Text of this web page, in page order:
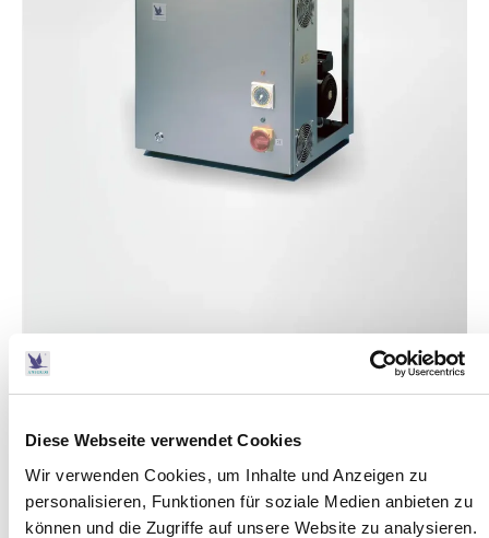
Diese Webseite verwendet Cookies
Wir verwenden Cookies, um Inhalte und Anzeigen zu
personalisieren, Funktionen für soziale Medien anbieten zu
können und die Zugriffe auf unsere Website zu analysieren.
Product details
Low-cost disinfection system with integrated ozone
dosage and control equipment for well water
disinfection. High grade stainless steel housing. The